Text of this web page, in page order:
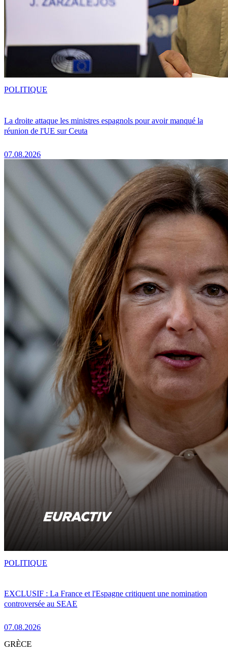
La droite attaque les ministres espagnols pour avoir manqué la
réunion de l'UE sur Ceuta
07.08.2026
POLITIQUE
EXCLUSIF : La France et l'Espagne critiquent une nomination
controversée au SEAE
07.08.2026
POLITIQUE
GRÈCE